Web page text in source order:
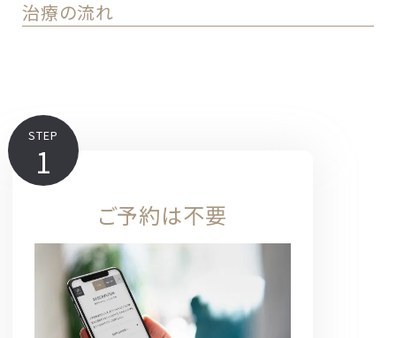
治療の流れ
STEP
1
ご予約は不要